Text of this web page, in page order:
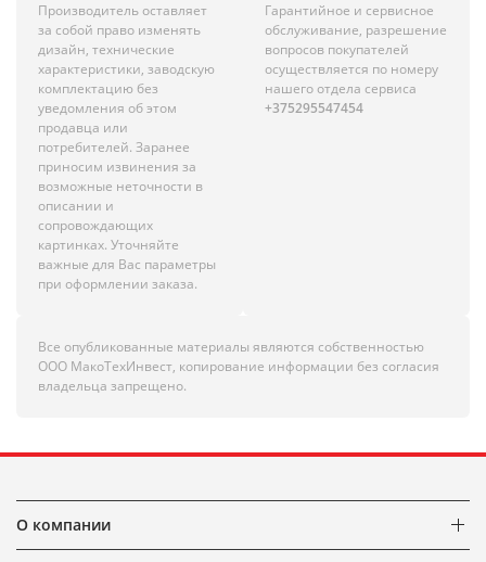
Производитель оставляет
за собой право изменять
дизайн, технические
характеристики, заводскую
комплектацию без
уведомления об этом
продавца или
потребителей. Заранее
приносим извинения за
возможные неточности в
описании и
сопровождающих
картинках. Уточняйте
важные для Вас параметры
при оформлении заказа.
Гарантийное и сервисное
обслуживание, разрешение
вопросов покупателей
осуществляется по номеру
нашего отдела сервиса
+375295547454
Все опубликованные материалы являются собственностью
ООО МакоТехИнвест, копирование информации без согласия
владельца запрещено.
О компании